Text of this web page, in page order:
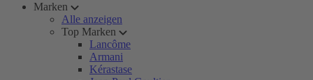
Marken
Alle anzeigen
Top Marken
Lancôme
Armani
Kérastase